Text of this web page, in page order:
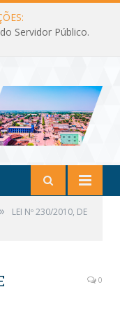
Servidor Público.
»
LEI Nº 230/2010, DE
0